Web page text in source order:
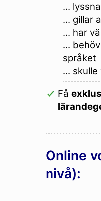
...
... gillar
... har
...
språket
...
Få
Online
nivå):